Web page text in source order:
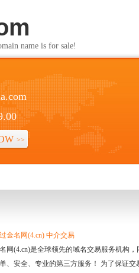
name is for sale!
>>
金名网(4.cn) 中介交易
网(4.cn)是全球领先的域名交易服务机构
、安全、专业的第三方服务！ 为了保证